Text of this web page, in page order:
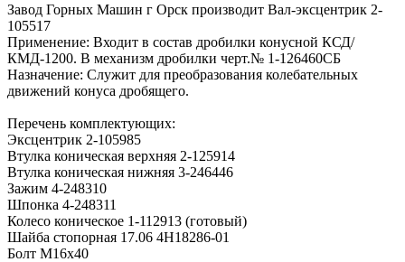
Завод Горных Машин г Орск производит Вал-эксцентрик 2-
105517
Применение: Входит в состав дробилки конусной КСД/
КМД-1200. В механизм дробилки черт.№ 1-126460СБ
Назначение: Служит для преобразования колебательных
движений конуса дробящего.
Перечень комплектующих:
Эксцентрик 2-105985
Втулка коническая верхняя 2-125914
Втулка коническая нижняя 3-246446
Зажим 4-248310
Шпонка 4-248311
Колесо коническое 1-112913 (готовый)
Шайба стопорная 17.06 4Н18286-01
Болт М16х40